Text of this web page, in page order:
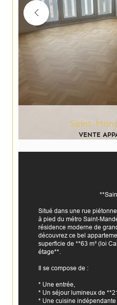
Saint-
VENTE
Situé dans une rue
à pied du métro Saint-
résidence moderne de
découvrez ce bel
superficie de **63 m² (loi
étage**.
Il se compose de :
* Une entrée,
* Un séjour lumineux de
* Une cuisine